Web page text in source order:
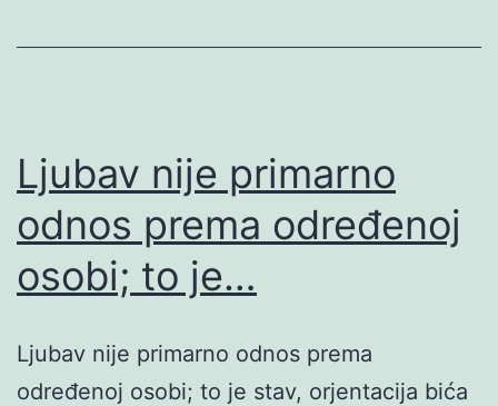
Ljubav nije primarno
odnos prema određenoj
osobi; to je…
Ljubav nije primarno odnos prema
određenoj osobi; to je stav, orjentacija bića